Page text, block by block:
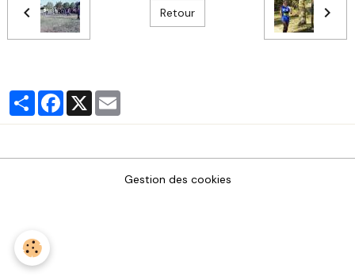
Retour
PartagerFacebook
X
Gestion des cookies